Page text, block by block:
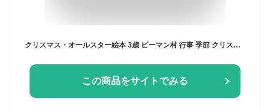
この商品をサイトでみる